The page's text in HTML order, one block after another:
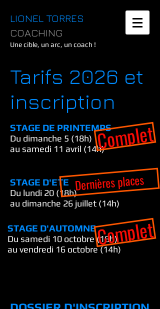
LIONEL TORRES
COACHING
Une cible, un arc, un coach !
Tarifs 2026 et
inscription
STAGE DE PRINTEMPS
Du dimanche 5 (18h)
au samedi 11 avril (14h)Complet
STAGE D'ETE
Du lundi 20 (18h)
au dimanche 26 juillet (14h)
STAGE D'AUTOMNE
Du samedi 10 octobre (18h)
au vendredi 16 octobre (14h)
Dernières places
Complet